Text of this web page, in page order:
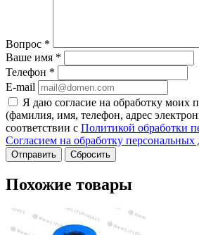
Вопрос *
Ваше имя *
Телефон *
E-mail
Я даю согласие на обработку моих
(фамилия, имя, телефон, адрес
соответствии с Политикой обработки
Согласием на обработку
Сбросить
Похожие товары